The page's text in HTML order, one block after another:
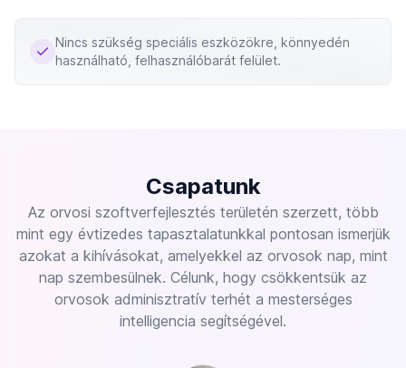
Nincs szükség speciális eszközökre, könnyedén
használható, felhasználóbarát felület.
Csapatunk
Az orvosi szoftverfejlesztés területén szerzett, több
mint egy évtizedes tapasztalatunkkal pontosan ismerjük
azokat a kihívásokat, amelyekkel az orvosok nap, mint
nap szembesülnek. Célunk, hogy csökkentsük az
orvosok adminisztratív terhét a mesterséges
intelligencia segítségével.